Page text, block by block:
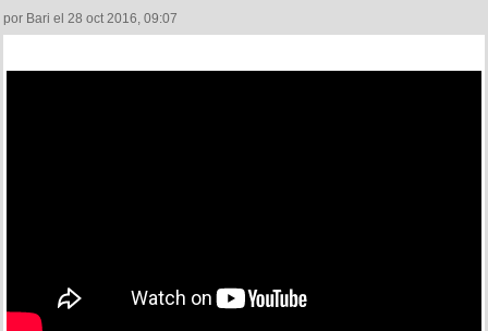
por Bari el 28 oct 2016, 09:07